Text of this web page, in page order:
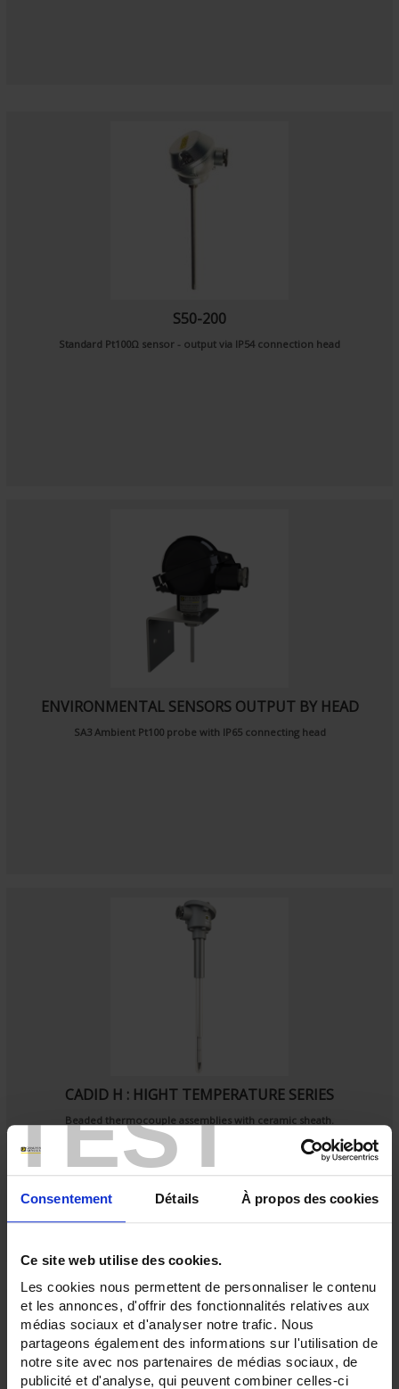
TEST
Consentement Détails À propos des cookies
Ce site web utilise des cookies.
Les cookies nous permettent de personnaliser le contenu
et les annonces, d'offrir des fonctionnalités relatives aux
médias sociaux et d'analyser notre trafic. Nous
partageons également des informations sur l'utilisation de
notre site avec nos partenaires de médias sociaux, de
publicité et d'analyse, qui peuvent combiner celles-ci
S50-200
Standard Pt100Ω sensor - output via IP54 connection head
ENVIRONMENTAL SENSORS OUTPUT BY HEAD
SA3 Ambient Pt100 probe with IP65 connecting head
CADID H : HIGHT TEMPERATURE SERIES
Beaded thermocouple assemblies with ceramic sheath.